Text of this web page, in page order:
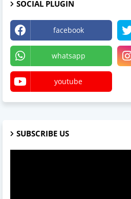
SOCIAL PLUGIN
facebook
whatsapp
youtube
SUBSCRIBE US